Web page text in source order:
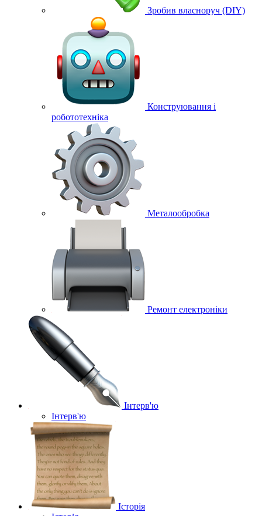
Зробив власноруч (DIY)
Конструювання і
робототехніка
Металообробка
Ремонт електроніки
Інтерв'ю
Інтерв'ю
Історія